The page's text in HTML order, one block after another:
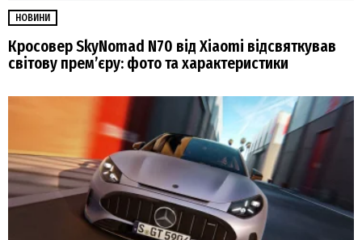
НОВИНИ
Кросовер SkyNomad N70 від Xiaomi відсвяткував
світову прем’єру: фото та характеристики